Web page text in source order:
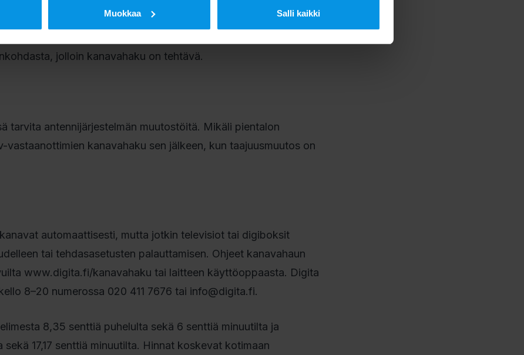
Muokkaa Salli kaikki
yhteisantennijärjestelmä, taloyhtiön asukkaiden on
tekemän viritystyön jälkeen. Taloyhtiöiden
jolloin kanavahaku on tehtävä.
tarvita antennijärjestelmän muutostöitä. Mikäli pientalon
vastaanottimien kanavahaku sen jälkeen, kun taajuusmuutos on
automaattisesti, mutta jotkin televisiot tai digiboksit
tai tehdasasetusten palauttamisen. Ohjeet kanavahaun
www.digita.fi/kanavahaku tai laitteen käyttöoppaasta. Digita
8–20 numerossa 020 411 7676 tai info@digita.fi.
8,35 senttiä puhelulta sekä 6 senttiä minuutilta ja
17,17 senttiä minuutilta. Hinnat koskevat kotimaan